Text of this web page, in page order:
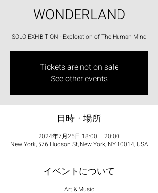
WONDERLAND
SOLO EXHIBITION - Exploration of The Human Mind
Tickets are not on sale
See other events
日時・場所
2024年7月25日 18:00 – 20:00
New York, 576 Hudson St, New York, NY 10014, USA
イベントについて
Art & Music